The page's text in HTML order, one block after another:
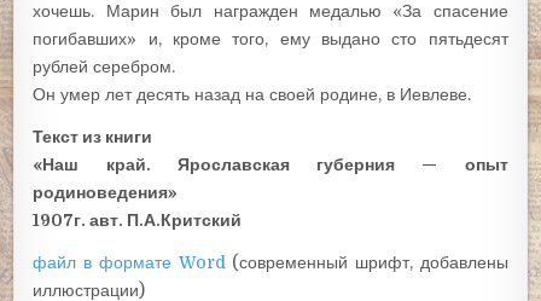
хочешь. Марин был награжден медалью «За спасение
погибавших» и, кроме того, ему выдано сто пятьдесят
рублей серебром.
Он умер лет десять назад на своей родине, в Иевлеве.
Текст из книги
«Наш край. Ярославская губерния — опыт
родиноведения»
1907г. авт. П.А.Критский
файл в формате Word (современный шрифт, добавлены
иллюстрации)